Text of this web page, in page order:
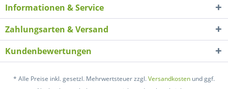
Informationen & Service
Zahlungsarten & Versand
Kundenbewertungen
* Alle Preise inkl. gesetzl. Mehrwertsteuer zzgl.Versandkosten und ggf.